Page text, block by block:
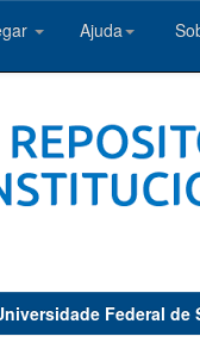
Ajuda
Federal de